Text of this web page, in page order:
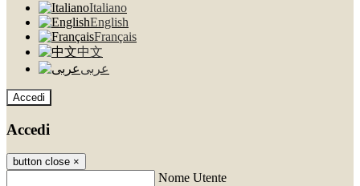
Italiano
English
Français
中文
عربى
Accedi
Accedi
button close ×
Nome Utente